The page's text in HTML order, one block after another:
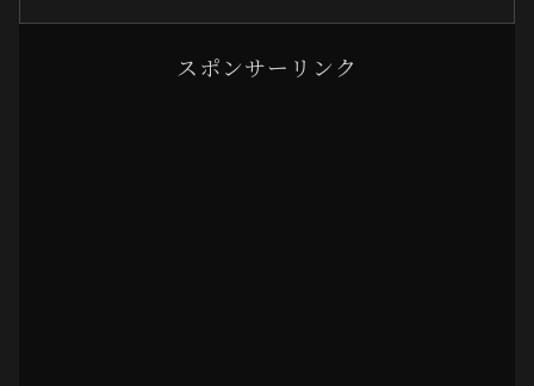
スポンサーリンク